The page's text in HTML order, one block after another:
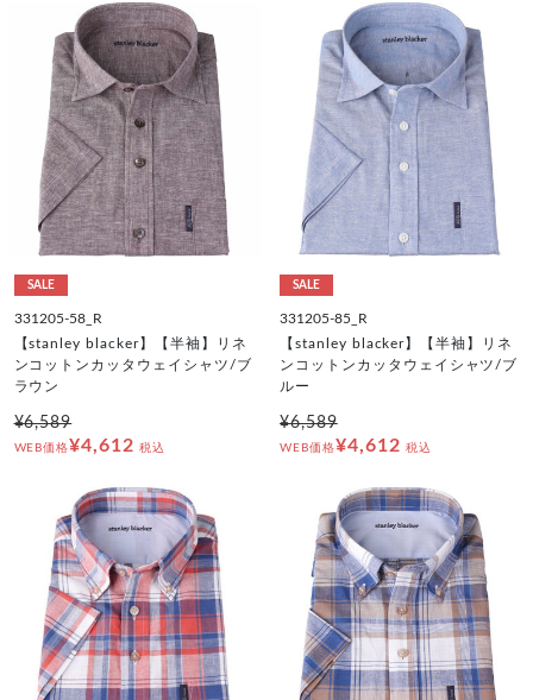
SALE
331205-58_R
【stanley blacker】【半袖】リネ
ンコットンカッタウェイシャツ/ブ
ラウン
¥6,589
WEB価格¥4,612 税込
SALE
331205-85_R
【stanley blacker】【半袖】リネ
ンコットンカッタウェイシャツ/ブ
ルー
¥6,589
WEB価格¥4,612 税込